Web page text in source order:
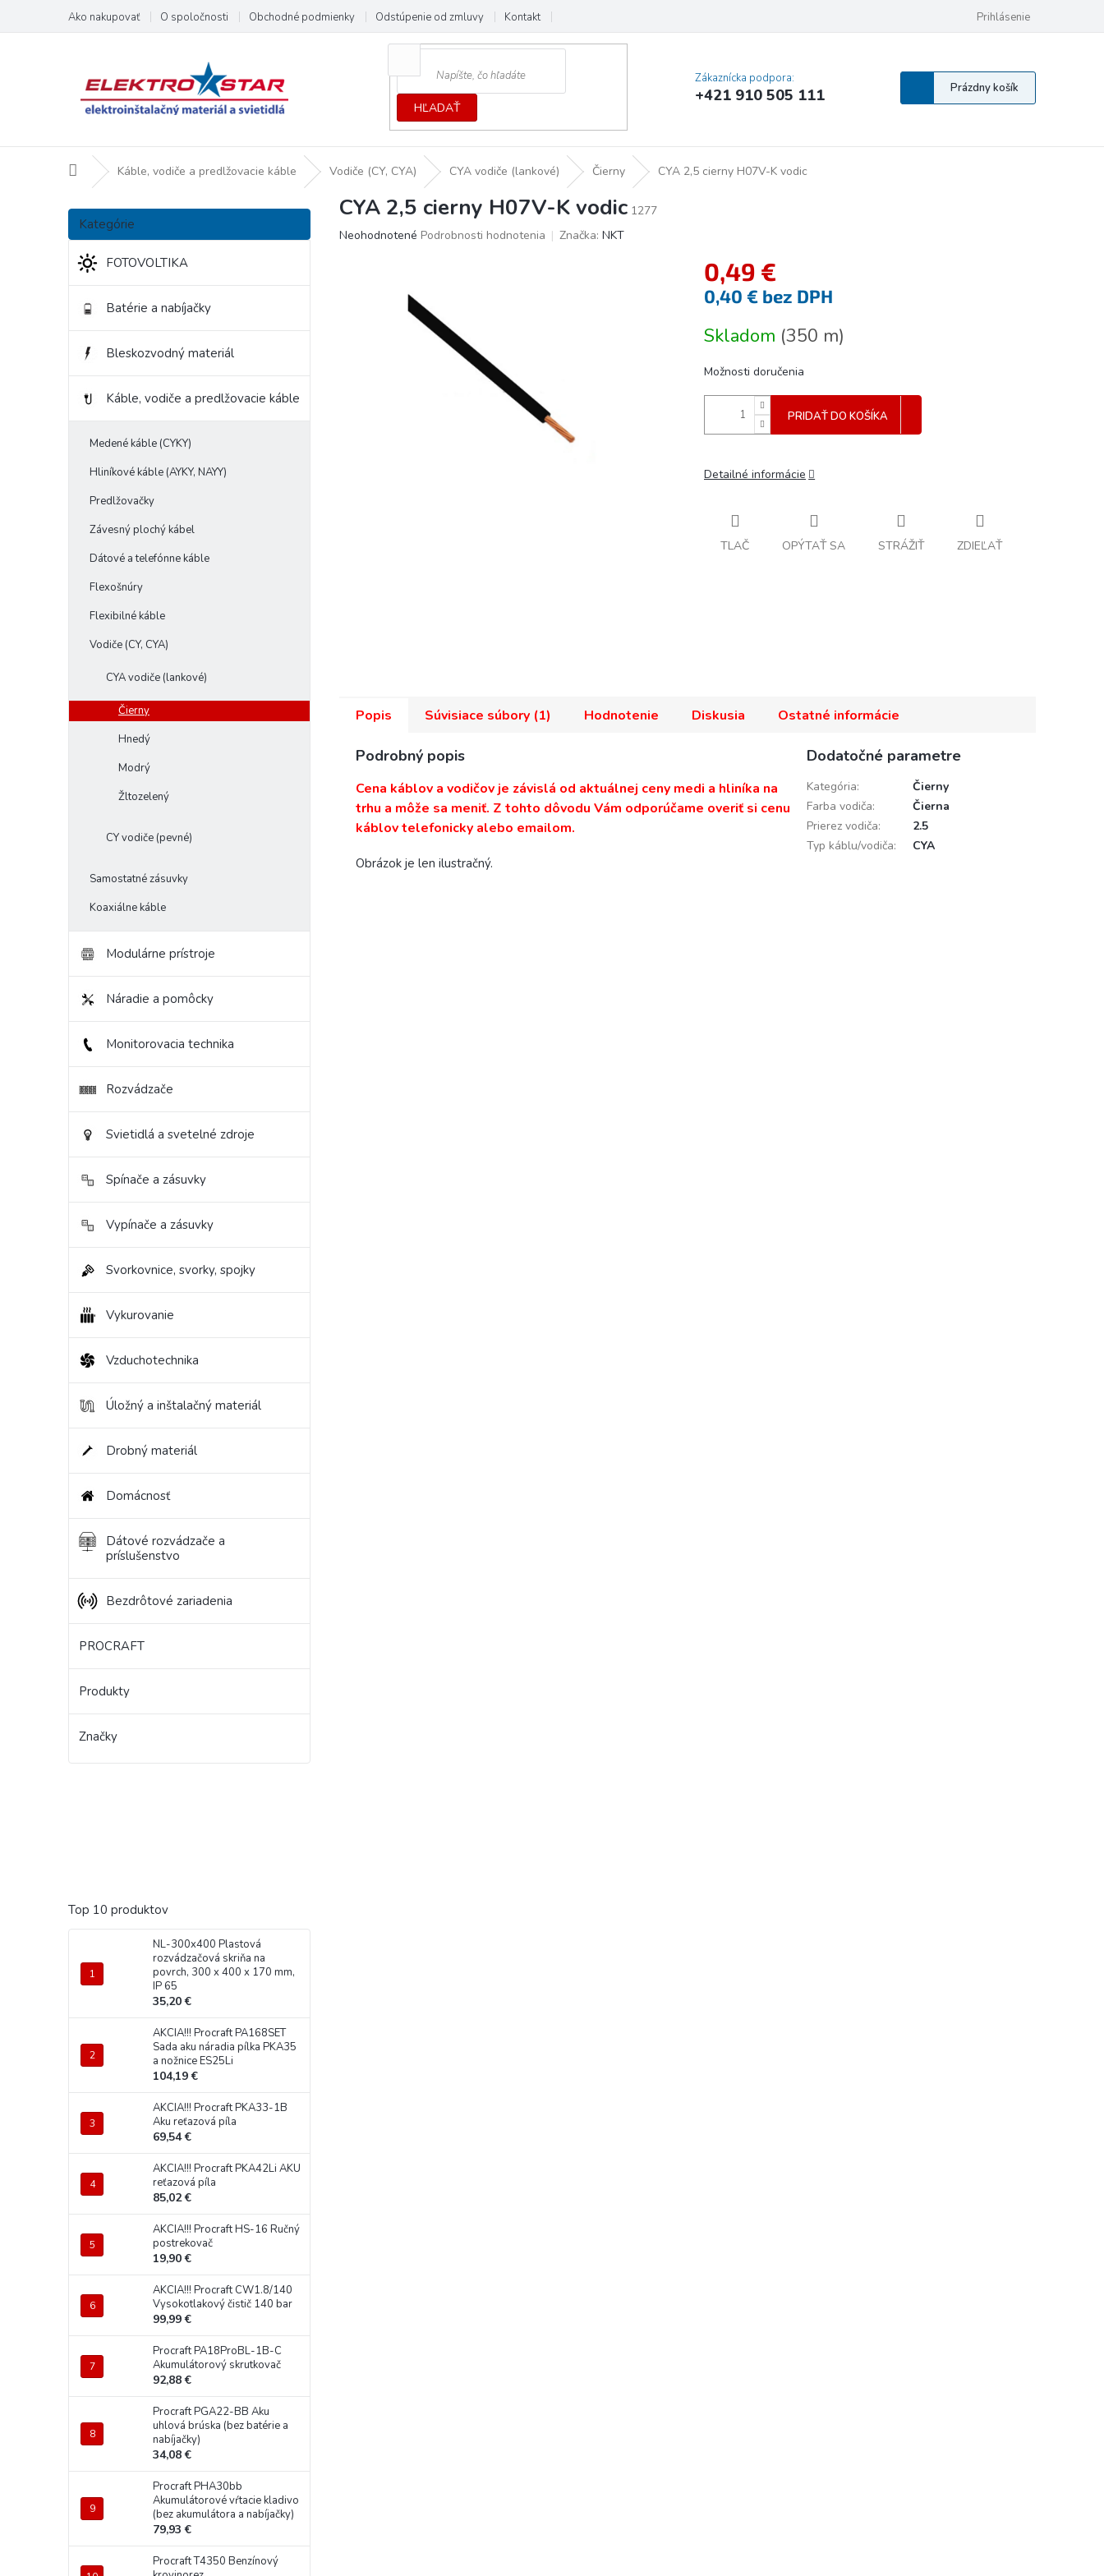
obsah
Ako nakupovať O spoločnosti Obchodné podmienky Odstúpenie od zmluvy Kontakt Vyhlásenie o prístupnosti
Prihlásenie
HĽADAŤ
Zákaznícka podpora:
+421 910 505 111
Nákupný
košík
Prázdny košík
DomovKáble, vodiče a predlžovacie káble Vodiče (CY, CYA) CYA vodiče (lankové) Čierny CYA 2,5 cierny H07V-K vodic
B
č
n
Preskočiť
kategórie
Kategórie
FOTOVOLTIKA
Batérie a nabíjačky
Bleskozvodný materiál
Káble, vodiče a predlžovacie káble
Medené káble (CYKY)
Hliníkové káble (AYKY, NAYY)
Predlžovačky
Závesný plochý kábel
Dátové a telefónne káble
Flexošnúry
Flexibilné káble
Vodiče (CY, CYA)
CYA vodiče (lankové)
Čierny
Hnedý
Modrý
Žltozelený
CY vodiče (pevné)
Samostatné zásuvky
Koaxiálne káble
Modulárne prístroje
Náradie a pomôcky
Monitorovacia technika
Rozvádzače
Svietidlá a svetelné zdroje
Spínače a zásuvky
Vypínače a zásuvky
Svorkovnice, svorky, spojky
Vykurovanie
Vzduchotechnika
Úložný a inštalačný materiál
Drobný materiál
Domácnosť
Dátové rozvádzače a
príslušenstvo
Bezdrôtové zariadenia
PROCRAFT
Produkty
Značky
Top 10 produktov
NL-300x400 Plastová
rozvádzačová skriňa na
povrch, 300 x 400 x 170 mm,
IP 65
35,20 €
AKCIA!!! Procraft PA168SET
Sada aku náradia pílka PKA35
a nožnice ES25Li
104,19 €
AKCIA!!! Procraft PKA33-1B
Aku reťazová píla
69,54 €
AKCIA!!! Procraft PKA42Li AKU
reťazová píla
85,02 €
AKCIA!!! Procraft HS-16 Ručný
postrekovač
19,90 €
AKCIA!!! Procraft CW1.8/140
Vysokotlakový čistič 140 bar
99,99 €
Procraft PA18ProBL-1B-C
Akumulátorový skrutkovač
92,88 €
Procraft PGA22-BB Aku
uhlová brúska (bez batérie a
nabíjačky)
34,08 €
Procraft PHA30bb
Akumulátorové vŕtacie kladivo
(bez akumulátora a nabíjačky)
79,93 €
Procraft T4350 Benzínový
CYA 2,5 cierny H07V-K vodic 1277
Priemerné
Neohodnotené Podrobnosti hodnotenia Značka: NKT
0,49 €
0,40 € bez DPH
cena:
Skladom (350 m)
Možnosti doručenia
PRIDAŤ DO KOŠÍKA
Detailné informácie
TLAČ OPÝTAŤ SA STRÁŽIŤ ZDIEĽAŤ
Popis Súvisiace súbory (1) Hodnotenie Diskusia Ostatné informácie
Podrobný popis
Cena káblov a vodičov je závislá od aktuálnej ceny medi a hliníka na
trhu a môže sa meniť. Z tohto dôvodu Vám odporúčame overiť si cenu
káblov telefonicky alebo emailom.
Obrázok je len ilustračný.
Dodatočné parametre
Kategória:
Čierny
Farba vodiča:
Čierna
Prierez vodiča:
2.5
Typ káblu/vodiča: CYA